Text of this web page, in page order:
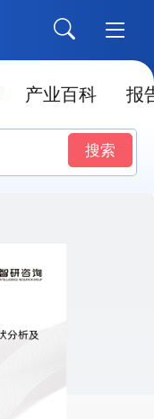
产业百科 报
搜索